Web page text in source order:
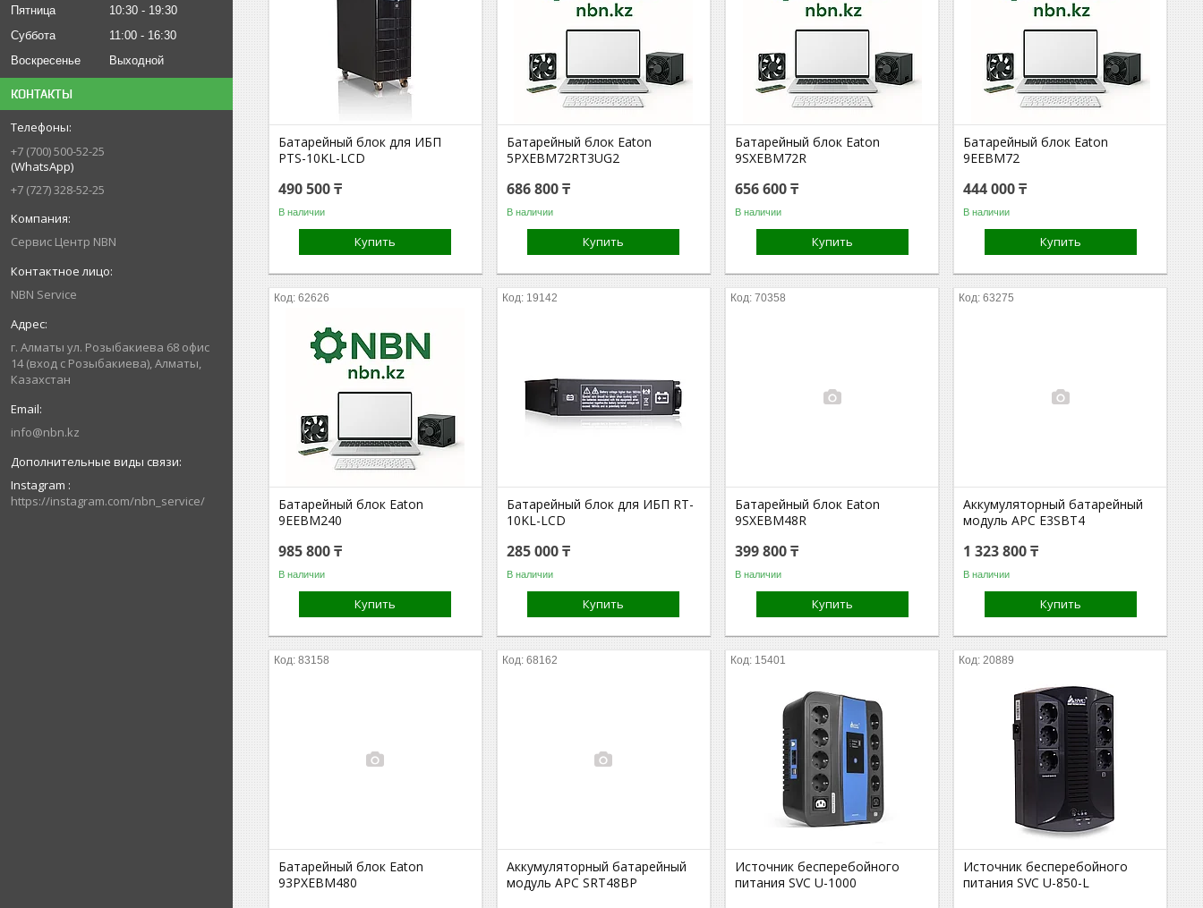
Пятница
10:30
19:30
Суббота
11:00
16:30
Воскресенье
Выходной
КОНТАКТЫ
+7 (700) 500-52-25
(WhatsApp)
+7 (727) 328-52-25
Сервис Центр NBN
NBN Service
г. Алматы ул. Розыбакиева 68 офис
14 (вход с Розыбакиева), Алматы,
Казахстан
info@nbn.kz
Instagram
https://instagram.com/nbn_service/
Батарейный блок для ИБП
PTS-10KL-LCD
490 500 ₸
В наличии
Купить
Батарейный блок Eaton
5PXEBM72RT3UG2
686 800 ₸
В наличии
Купить
Батарейный блок Eaton
9SXEBM72R
656 600 ₸
В наличии
Купить
Батарейный блок Eaton
9EEBM72
444 000 ₸
В наличии
Купить
62626
Батарейный блок Eaton
9EEBM240
985 800 ₸
В наличии
Купить
19142
Батарейный блок для ИБП RT-
10KL-LCD
285 000 ₸
В наличии
Купить
70358
Батарейный блок Eaton
9SXEBM48R
399 800 ₸
В наличии
Купить
63275
Аккумуляторный батарейный
модуль APC E3SBT4
1 323 800 ₸
В наличии
Купить
83158
Батарейный блок Eaton
93PXEBM480
68162
Аккумуляторный батарейный
модуль APC SRT48BP
15401
Источник бесперебойного
питания SVC U-1000
20889
Источник бесперебойного
питания SVC U-850-L